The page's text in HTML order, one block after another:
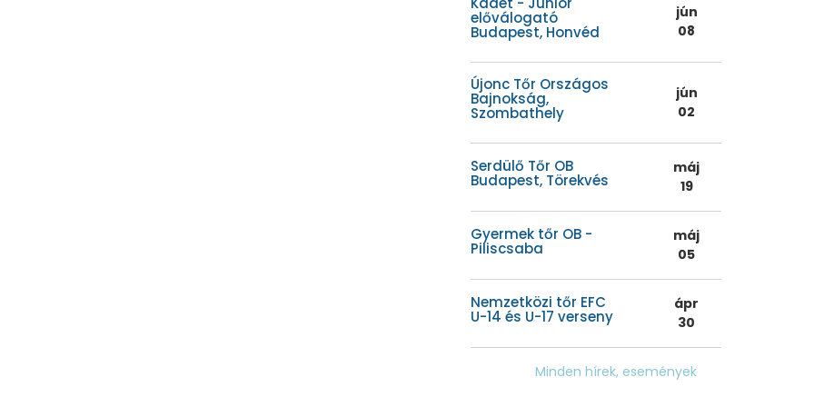
előválogató
Budapest, Honvéd
jún
08
Újonc Tőr Országos
Bajnokság,
Szombathely
jún
02
Serdülő Tőr OB
Budapest, Törekvés
máj
19
Gyermek tőr OB -
Piliscsaba
máj
05
Nemzetközi tőr EFC
U-14 és U-17 verseny
ápr
30
Minden hírek, események